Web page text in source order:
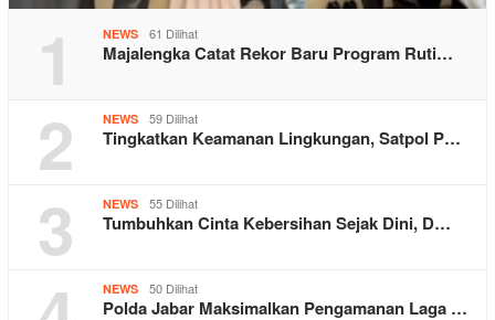
1 NEWS 61 Dilihat
Majalengka Catat Rekor Baru Program Ruti…
2 NEWS 59 Dilihat
Tingkatkan Keamanan Lingkungan, Satpol P…
3 NEWS 55 Dilihat
Tumbuhkan Cinta Kebersihan Sejak Dini, D…
NEWS 50 Dilihat
Polda Jabar Maksimalkan Pengamanan Laga …